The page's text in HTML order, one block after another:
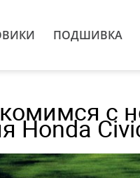
ПОДШИВКА
с
Honda